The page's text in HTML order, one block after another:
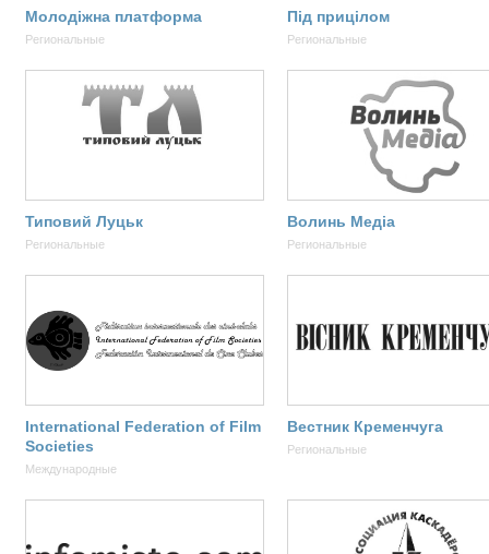
Молодіжна платформа
Региональные
Під прицілом
Региональные
Типовий Луцьк
Региональные
Волинь Медіа
Региональные
International Federation of Film
Societies
Международные
Вестник Кременчуга
Региональные